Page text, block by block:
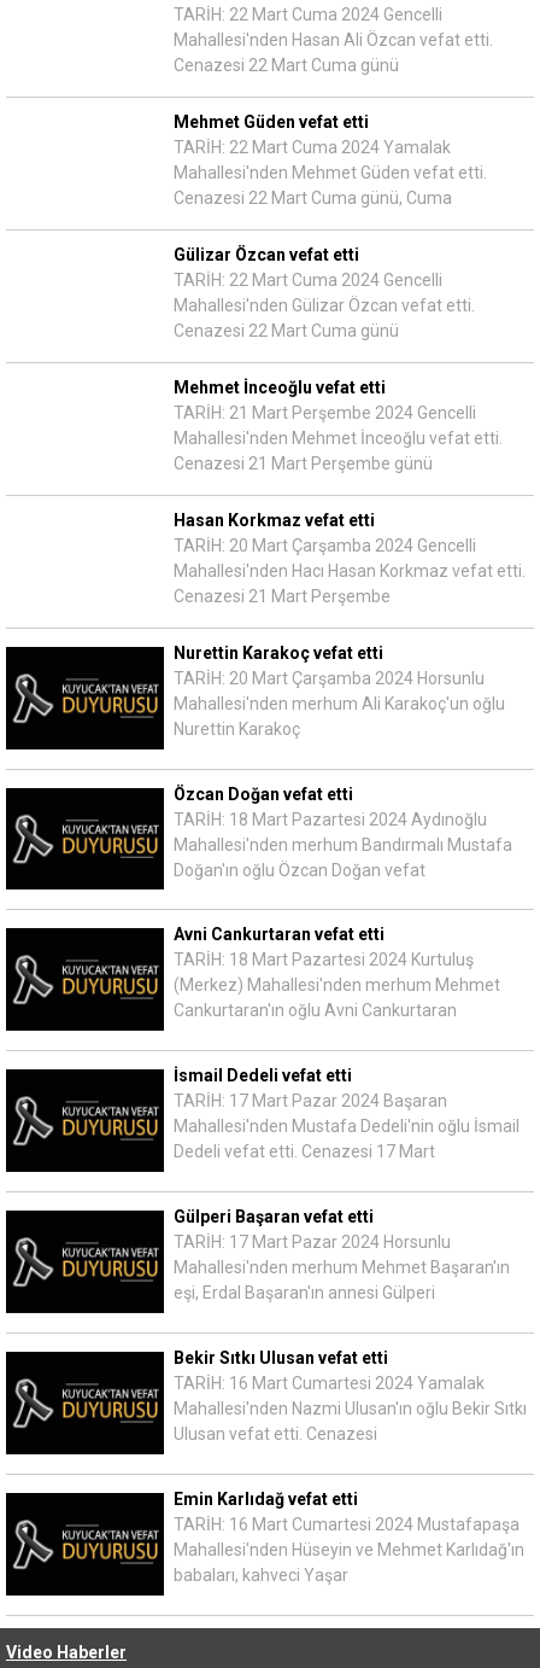
TARİH: 22 Mart Cuma 2024 Gencelli
Mahallesi'nden Hasan Ali Özcan vefat etti.
Cenazesi 22 Mart Cuma günü
Mehmet Güden vefat etti
TARİH: 22 Mart Cuma 2024 Yamalak
Mahallesi'nden Mehmet Güden vefat etti.
Cenazesi 22 Mart Cuma günü, Cuma
Gülizar Özcan vefat etti
TARİH: 22 Mart Cuma 2024 Gencelli
Mahallesi'nden Gülizar Özcan vefat etti.
Cenazesi 22 Mart Cuma günü
Mehmet İnceoğlu vefat etti
TARİH: 21 Mart Perşembe 2024 Gencelli
Mahallesi'nden Mehmet İnceoğlu vefat etti.
Cenazesi 21 Mart Perşembe günü
Hasan Korkmaz vefat etti
TARİH: 20 Mart Çarşamba 2024 Gencelli
Mahallesi'nden Hacı Hasan Korkmaz vefat etti.
Cenazesi 21 Mart Perşembe
Nurettin Karakoç vefat etti
TARİH: 20 Mart Çarşamba 2024 Horsunlu
Mahallesi'nden merhum Ali Karakoç'un oğlu
Nurettin Karakoç
Özcan Doğan vefat etti
TARİH: 18 Mart Pazartesi 2024 Aydınoğlu
Mahallesi'nden merhum Bandırmalı Mustafa
Doğan'ın oğlu Özcan Doğan vefat
Avni Cankurtaran vefat etti
TARİH: 18 Mart Pazartesi 2024 Kurtuluş
(Merkez) Mahallesi'nden merhum Mehmet
Cankurtaran'ın oğlu Avni Cankurtaran
İsmail Dedeli vefat etti
TARİH: 17 Mart Pazar 2024 Başaran
Mahallesi'nden Mustafa Dedeli'nin oğlu İsmail
Dedeli vefat etti. Cenazesi 17 Mart
Gülperi Başaran vefat etti
TARİH: 17 Mart Pazar 2024 Horsunlu
Mahallesi'nden merhum Mehmet Başaran'ın
eşi, Erdal Başaran'ın annesi Gülperi
Bekir Sıtkı Ulusan vefat etti
TARİH: 16 Mart Cumartesi 2024 Yamalak
Mahallesi'nden Nazmi Ulusan'ın oğlu Bekir Sıtkı
Ulusan vefat etti. Cenazesi
Emin Karlıdağ vefat etti
TARİH: 16 Mart Cumartesi 2024 Mustafapaşa
Mahallesi'nden Hüseyin ve Mehmet Karlıdağ'ın
babaları, kahveci Yaşar
Video Haberler